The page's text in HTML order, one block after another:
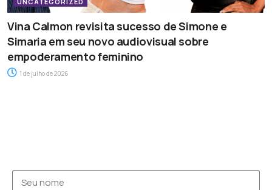
Vina Calmon revisita sucesso de Simone e
Simaria em seu novo audiovisual sobre
empoderamento feminino
1 de julho de 2026